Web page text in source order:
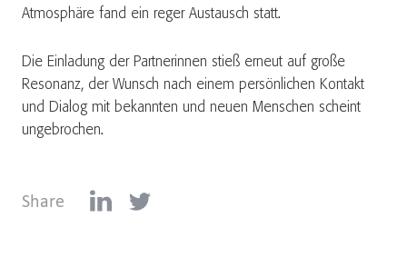
Atmosphäre fand ein reger Austausch statt.
Die Einladung der Partnerinnen stieß erneut auf große
Resonanz, der Wunsch nach einem persönlichen Kontakt
und Dialog mit bekannten und neuen Menschen scheint
ungebrochen.
Share